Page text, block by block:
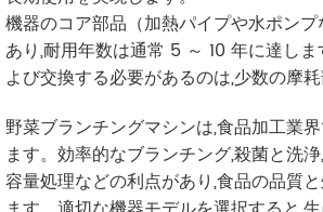
機器のコア部品（加熱パイプや水ポン
あり,耐用年数は通常 5 ～ 10 年に達し
よび交換する必要があるのは,少数の摩耗
野菜ブランチングマシンは,食品加工業
ます。効率的なブランチング,殺菌と洗
容量処理などの利点があり,食品の品質